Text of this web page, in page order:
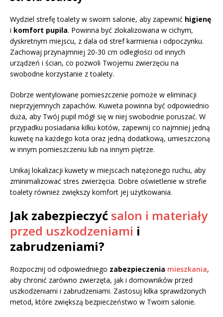
Wydziel strefę toalety w swoim salonie, aby zapewnić higienę
i komfort pupila. Powinna być zlokalizowana w cichym,
dyskretnym miejscu, z dala od stref karmienia i odpoczynku.
Zachowaj przynajmniej 20-30 cm odległości od innych
urządzeń i ścian, co pozwoli Twojemu zwierzęciu na
swobodne korzystanie z toalety.
Dobrze wentylowane pomieszczenie pomoże w eliminacji
nieprzyjemnych zapachów. Kuweta powinna być odpowiednio
duża, aby Twój pupil mógł się w niej swobodnie poruszać. W
przypadku posiadania kilku kotów, zapewnij co najmniej jedną
kuwetę na każdego kota oraz jedną dodatkową, umieszczoną
w innym pomieszczeniu lub na innym piętrze.
Unikaj lokalizacji kuwety w miejscach natężonego ruchu, aby
zminimalizować stres zwierzęcia. Dobre oświetlenie w strefie
toalety również zwiększy komfort jej użytkowania.
Jak zabezpieczyć salon i materiały
przed uszkodzeniami i
zabrudzeniami?
Rozpocznij od odpowiedniego zabezpieczenia mieszkania,
aby chronić zarówno zwierzęta, jak i domowników przed
uszkodzeniami i zabrudzeniami. Zastosuj kilka sprawdzonych
metod, które zwiększą bezpieczeństwo w Twoim salonie.